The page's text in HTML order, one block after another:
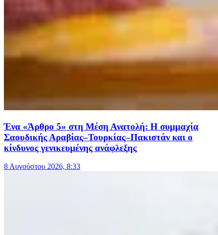
Ένα «Άρθρο 5» στη Μέση Ανατολή: Η συμμαχία
Σαουδικής Αραβίας–Τουρκίας–Πακιστάν και ο
κίνδυνος γενικευμένης ανάφλεξης
8 Αυγούστου 2026, 8:33